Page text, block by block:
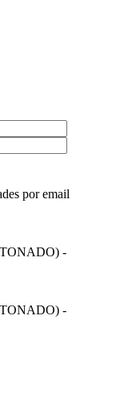
por email